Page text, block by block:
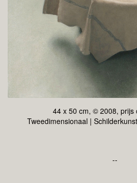
44 x 50 cm, © 2008, prijs
Tweedimensionaal |
--